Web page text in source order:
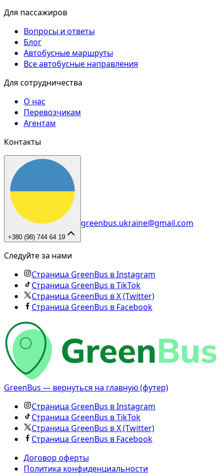
Для пассажиров
Вопросы и ответы
Блог
Автобусные маршруты
Все автобусные направления
Для сотрудничества
О нас
Перевозчикам
Агентам
Контакты
+380 (98) 744 64 19
greenbus.ukraine@gmail.com
Следуйте за нами
Страница GreenBus в Instagram
Страница GreenBus в TikTok
Страница GreenBus в X (Twitter)
Страница GreenBus в Facebook
GreenBus — вернуться на главную (футер)
Страница GreenBus в Instagram
Страница GreenBus в TikTok
Страница GreenBus в X (Twitter)
Страница GreenBus в Facebook
Договор оферты
Политика конфиденциальности